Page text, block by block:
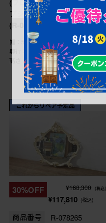
(フロアランプ、照明、ラン
プシェード)(定価約70万円)
(R-083375)
幅：580㎜
奥行：580㎜
高さ：2,070㎜
これからリペア予定品
30%OFF ¥168,300 (税込)
¥117,810 (税込)
商品番号 R-078265